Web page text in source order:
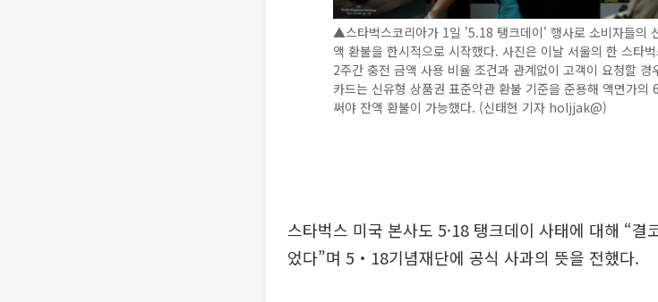
▲스타벅스코리아가 1일 '5.18 탱크데이' 행사로 소비자들의
액 환불을 한시적으로 시작했다. 사진은 이날 서울의 한 스타
2주간 충전 금액 사용 비율 조건과 관계없이 고객이 요청할
카드는 신유형 상품권 표준약관 환불 기준을 준용해 액면가
써야 잔액 환불이 가능했다. (신태현 기자 holjjak@)
스타벅스 미국 본사도 5·18 탱크데이 사태에 대해 “
었다”며 5‧18기념재단에 공식 사과의 뜻을 전했다.